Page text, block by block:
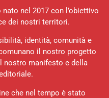
nel 2017 con l’obiettivo
dei nostri territori.
identità, comunità e
il nostro progetto
nostro manifesto e della
che nel tempo è stato